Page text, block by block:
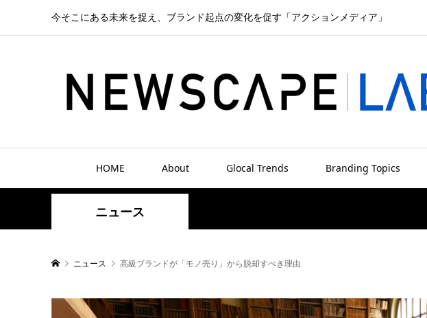
今そこにある未来を捉え、ブランド起点の変化を促す「アクションメディア」
HOME About Glocal Trends Branding Topics
ニュース
ニュース 高級ブランドが「モノ売り」から脱却すべき理由